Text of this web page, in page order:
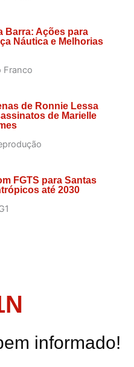
Barra: Ações para
Náutica e Melhorias
de Ronnie Lessa
de Marielle
FGTS para Santas
até 2030
informado!